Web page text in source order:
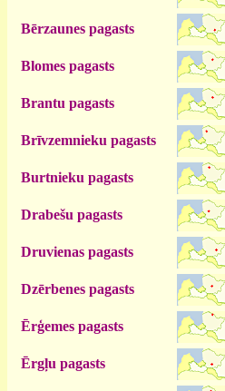
Bērzaunes pagasts
Blomes pagasts
Brantu pagasts
Brīvzemnieku pagasts
Burtnieku pagasts
Drabešu pagasts
Druvienas pagasts
Dzērbenes pagasts
Ērģemes pagasts
Ērgļu pagasts